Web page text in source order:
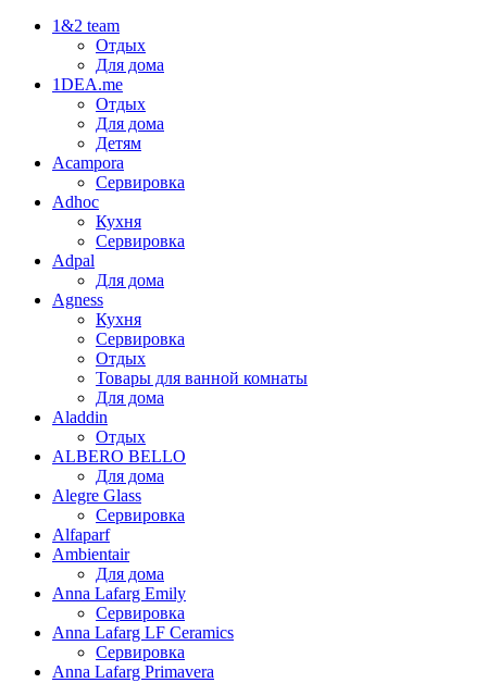
1&2 team
Отдых
Для дома
1DEA.me
Отдых
Для дома
Детям
Acampora
Сервировка
Adhoc
Кухня
Сервировка
Adpal
Для дома
Agness
Кухня
Сервировка
Отдых
Товары для ванной комнаты
Для дома
Aladdin
Отдых
ALBERO BELLO
Для дома
Alegre Glass
Сервировка
Alfaparf
Ambientair
Для дома
Anna Lafarg Emily
Сервировка
Anna Lafarg LF Ceramics
Сервировка
Anna Lafarg Primavera